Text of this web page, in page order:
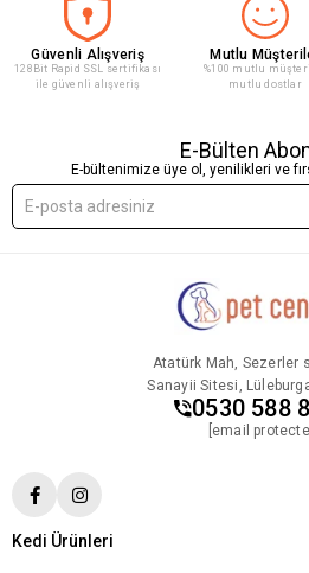
Güvenli Alışveriş
128Bit Rapid SSL sertifikası
ile güvenli alışveriş
Mutlu
%100 mutlu
mutlu dostlar
E-Bülten
E-bültenimize üye ol, yenilikleri ve
Atatürk Mah, Sezerler
Sanayii Sitesi,
0530 588
[email
Kedi Ürünleri